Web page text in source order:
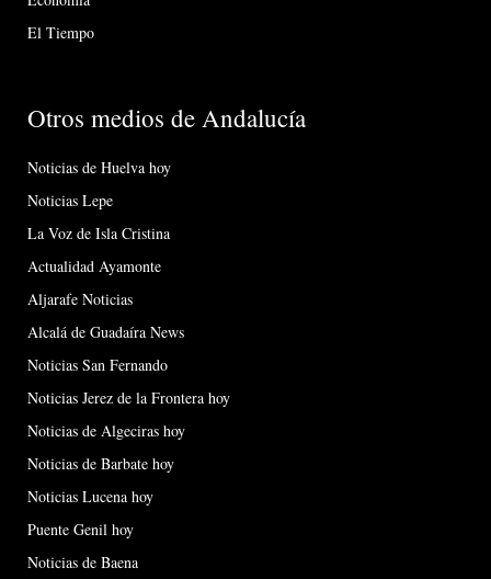
El Tiempo
Otros medios de Andalucía
Noticias de Huelva hoy
Noticias Lepe
La Voz de Isla Cristina
Actualidad Ayamonte
Aljarafe Noticias
Alcalá de Guadaíra News
Noticias San Fernando
Noticias Jerez de la Frontera hoy
Noticias de Algeciras hoy
Noticias de Barbate hoy
Noticias Lucena hoy
Puente Genil hoy
Noticias de Baena